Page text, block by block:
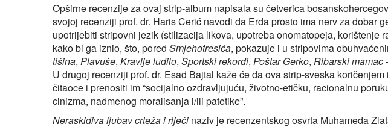
Opširne recenzije za ovaj strip-album napisala su četverica
svojoj recenziji prof. dr. Haris Cerić navodi da Erda prosto ima nerv za dobar
upotrijebiti stripovni jezik (stilizacija likova, upotreba onomatopeja, korištenje
kako bi ga iznio, što, pored Smjehotresića, pokazuje i u stripovima
tišina, Plavuše, Kravlje ludilo, Sportski rekordi, Poštar Gerko, Ribarski mamac
U drugoj recenziji prof. dr. Esad Bajtal kaže će da ova strip-sveska
čitaoce i prenositi im “socijalno ozdravljujuću, životno-etičku, racionalnu
cinizma, nadmenog moralisanja i/ili patetike”.
Neraskidiva ljubav crteža i riječi naziv je recenzentskog osvrta Muhameda